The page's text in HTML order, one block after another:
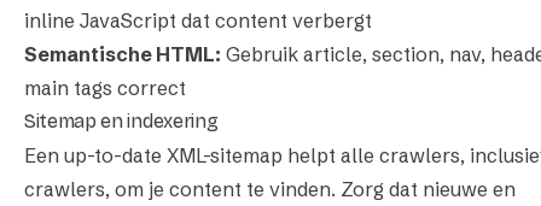
inline JavaScript dat content verbergt
Semantische HTML: Gebruik article, section, nav,
main tags correct
Sitemap en indexering
Een up-to-date XML-sitemap helpt alle crawlers,
crawlers, om je content te vinden. Zorg dat nieuwe en